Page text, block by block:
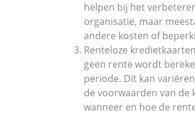
helpen bij het
organisatie, maar
andere kosten of
Renteloze
geen rente wordt
periode. Dit kan
de voorwaarden van
wanneer en hoe de